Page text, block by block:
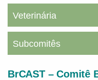
Veterinária
Subcomitês
BrCAST – Comitê